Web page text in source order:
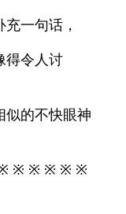
一句话，
得令人讨
似的不快眼神
※ ※ ※ ※ ※